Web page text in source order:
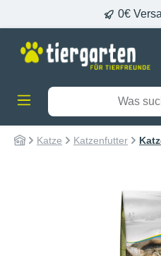
0€
Katze Katzenfutter
Bildergalerie überspringen